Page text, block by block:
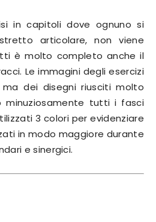
in capitoli dove ognuno si
articolare, non viene
è molto completo anche il
Le immagini degli esercizi
dei disegni riusciti molto
minuziosamente tutti i fasci
3 colori per evidenziare
in modo maggiore durante
e sinergici.